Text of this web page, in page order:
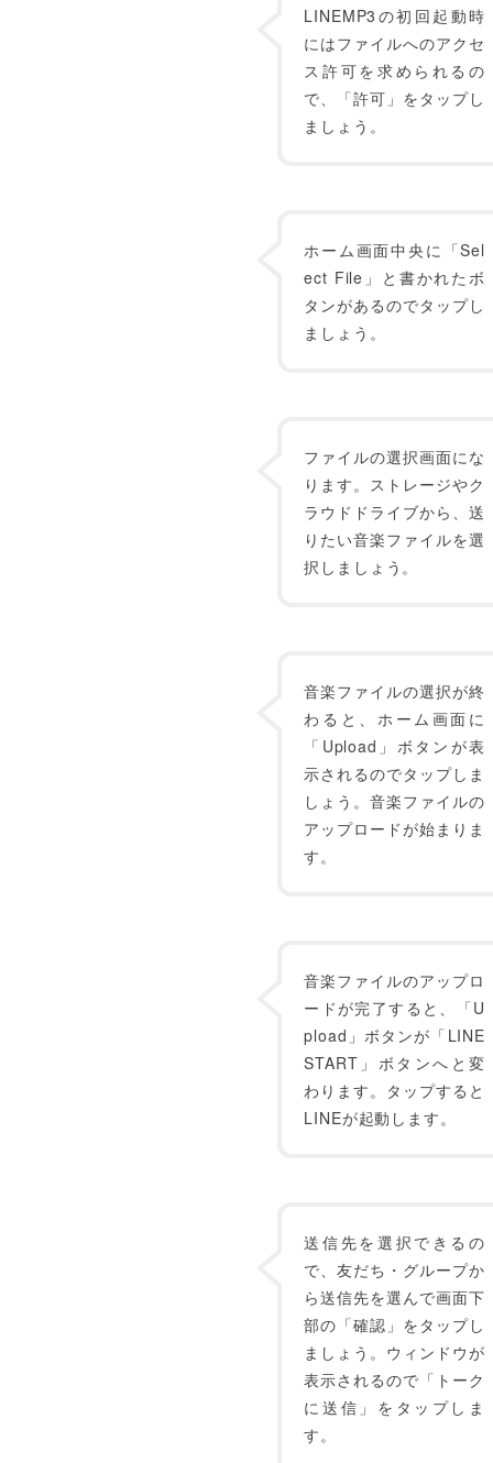
LINEMP3の初回起動時
にはファイルへのアクセ
ス許可を求められるの
で、「許可」をタップし
ましょう。
ホーム画面中央に「Sel
ect File」と書かれたボ
タンがあるのでタップし
ましょう。
ファイルの選択画面にな
ります。ストレージやク
ラウドドライブから、送
りたい音楽ファイルを選
択しましょう。
音楽ファイルの選択が終
わると、ホーム画面に
「Upload」ボタンが表
示されるのでタップしま
しょう。音楽ファイルの
アップロードが始まりま
す。
音楽ファイルのアップロ
ードが完了すると、「U
pload」ボタンが「LINE
START」ボタンへと変
わります。タップすると
LINEが起動します。
送信先を選択できるの
で、友だち・グループか
ら送信先を選んで画面下
部の「確認」をタップし
ましょう。ウィンドウが
表示されるので「トーク
に送信」をタップしま
す。